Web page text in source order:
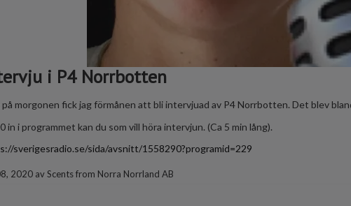
i P4 Norrbotten
på morgonen fick jag förmånen att bli intervjuad av P4 Norrbotten. Det blev
in i programmet kan du som vill höra intervjun. (Ca 5 min lång).
sverigesradio.se/sida/avsnitt/1558290?programid=229
2020avScents from Norra Norrland AB